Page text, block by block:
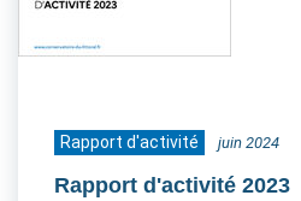
Rapport d'activité juin 2024
Rapport d'activité 2023